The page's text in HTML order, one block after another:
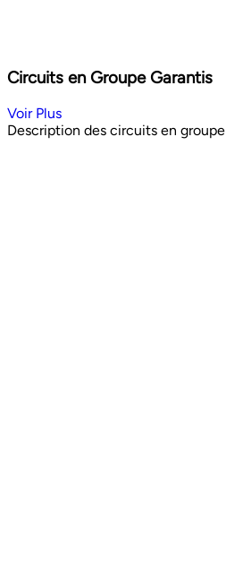
Circuits en Groupe Garantis
Voir Plus
Description des circuits en groupe